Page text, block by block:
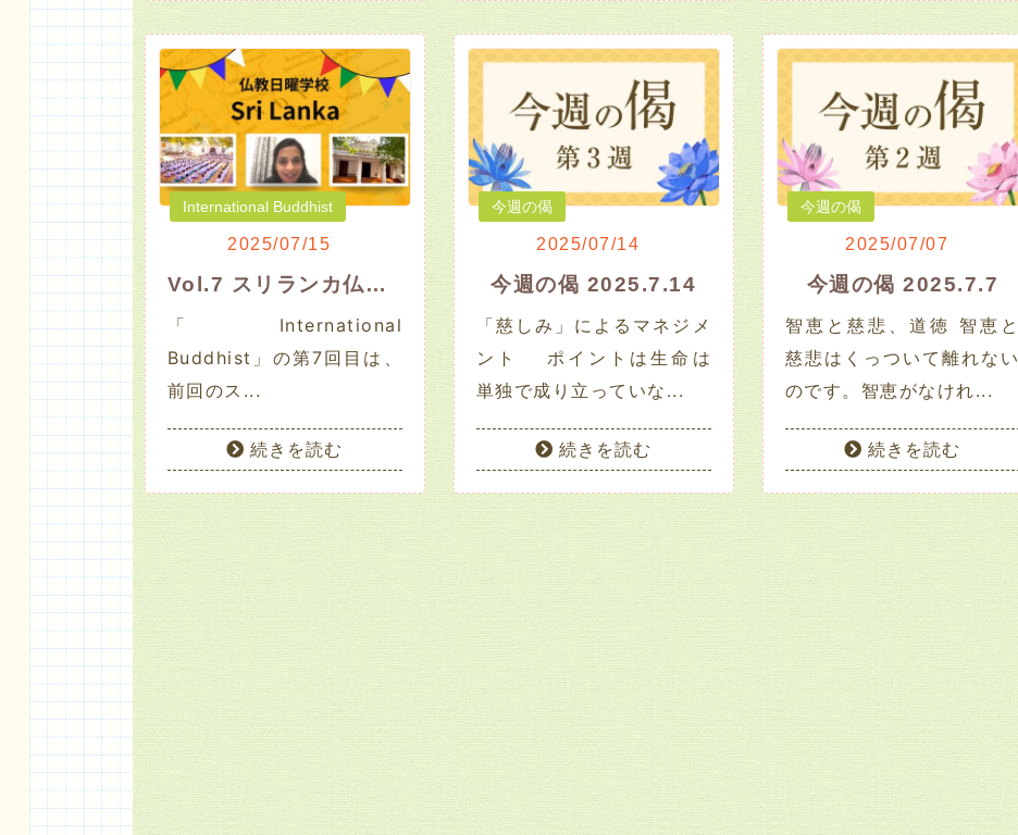
International Buddhist
2025/07/15
Vol.7 スリランカ仏教日曜学校 ※解説付き
「International
Buddhist」の第7回目は、
前回のス...
続きを読む
今週の偈
2025/07/14
今週の偈 2025.7.14
「慈しみ」によるマネジメ
ント ポイントは生命は
単独で成り立っていな...
続きを読む
今週の偈
2025/07/07
今週の偈 2025.7.7
智恵と慈悲、道徳 智恵と
慈悲はくっついて離れない
のです。智恵がなけれ...
続きを読む